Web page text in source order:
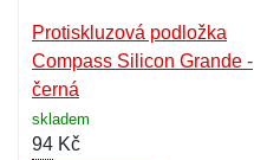
Protiskluzová podložka
Compass Silicon Grande -
černá
skladem
94 Kč